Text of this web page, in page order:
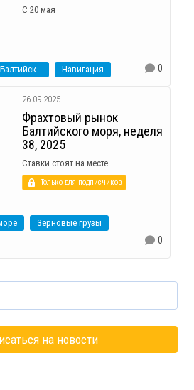
С 20 мая
Беломорско-Балтийский канал Навигация 0
26.09.2025
Фрахтовый рынок
Балтийского моря, неделя
38, 2025
Ставки стоят на месте.
Только для подписчиков
Зерновые грузы
0